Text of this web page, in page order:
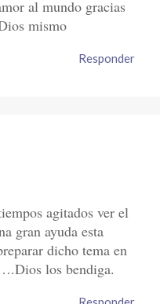
al mundo gracias
mismo
Responder
agitados ver el
gran ayuda esta
dicho tema en
los bendiga.